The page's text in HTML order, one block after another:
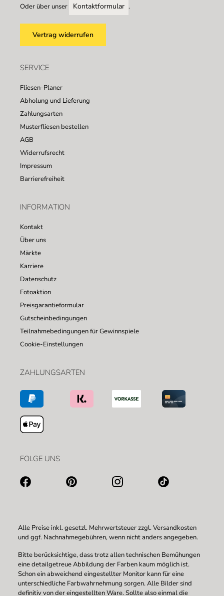
Oder über unser Kontaktformular .
Vertrag widerrufen
SERVICE
Fliesen-Planer
Abholung und Lieferung
Zahlungsarten
Musterfliesen bestellen
AGB
Widerrufsrecht
Impressum
Barrierefreiheit
INFORMATION
Kontakt
Über uns
Märkte
Karriere
Datenschutz
Fotoaktion
Preisgarantieformular
Gutscheinbedingungen
Teilnahmebedingungen für Gewinnspiele
Cookie-Einstellungen
ZAHLUNGSARTEN
FOLGE UNS
Alle Preise inkl. gesetzl. Mehrwertsteuer zzgl.Versandkosten
und ggf. Nachnahmegebühren, wenn nicht anders angegeben.
Bitte berücksichtige, dass trotz allen technischen Bemühungen
eine detailgetreue Abbildung der Farben kaum möglich ist.
Schon ein abweichend eingestellter Monitor kann für eine
unterschiedliche Farbwahrnehmung sorgen. Alle Bilder sind
definitiv von der eingestellten Ware. Sollte also einmal die